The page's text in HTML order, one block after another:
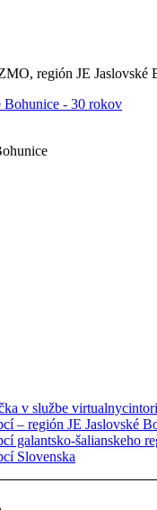
región JE Jaslovské
v službe
– región JE Jaslovské
galantsko-šalianskeho
Slovenska